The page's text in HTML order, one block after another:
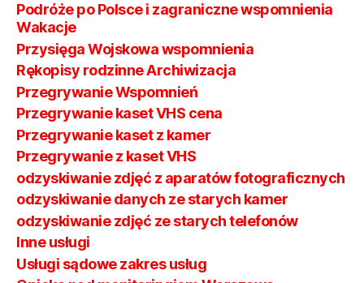
Podróże po Polsce i zagraniczne wspomnienia
Wakacje
Przysięga Wojskowa wspomnienia
Rękopisy rodzinne Archiwizacja
Przegrywanie Wspomnień
Przegrywanie kaset VHS cena
Przegrywanie kaset z kamer
Przegrywanie z kaset VHS
odzyskiwanie zdjęć z aparatów fotograficznych
odzyskiwanie danych ze starych kamer
odzyskiwanie zdjęć ze starych telefonów
Inne usługi
Usługi sądowe zakres usług